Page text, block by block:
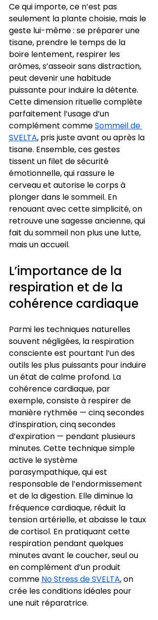
Ce qui importe, ce n’est pas
seulement la plante choisie, mais le
geste lui-même : se préparer une
tisane, prendre le temps de la
boire lentement, respirer les
arômes, s’asseoir sans distraction,
peut devenir une habitude
puissante pour induire la détente.
Cette dimension rituelle complète
parfaitement l’usage d’un
complément comme Sommeil de
SVELTA, pris juste avant ou après la
tisane. Ensemble, ces gestes
tissent un filet de sécurité
émotionnelle, qui rassure le
cerveau et autorise le corps à
plonger dans le sommeil. En
renouant avec cette simplicité, on
retrouve une sagesse ancienne, qui
fait du sommeil non plus une lutte,
mais un accueil.
L’importance de la
respiration et de la
cohérence cardiaque
Parmi les techniques naturelles
souvent négligées, la respiration
consciente est pourtant l’un des
outils les plus puissants pour induire
un état de calme profond. La
cohérence cardiaque, par
exemple, consiste à respirer de
manière rythmée — cinq secondes
d’inspiration, cinq secondes
d’expiration — pendant plusieurs
minutes. Cette technique simple
active le système
parasympathique, qui est
responsable de l’endormissement
et de la digestion. Elle diminue la
fréquence cardiaque, réduit la
tension artérielle, et abaisse le taux
de cortisol. En pratiquant cette
respiration pendant quelques
minutes avant le coucher, seul ou
en complément d’un produit
comme No Stress de SVELTA, on
crée les conditions idéales pour
une nuit réparatrice.